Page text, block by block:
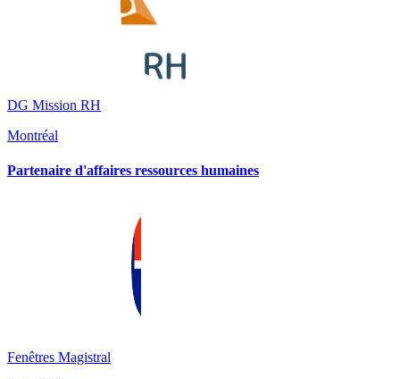
DG Mission RH
Montréal
Partenaire d'affaires ressources humaines
Fenêtres Magistral